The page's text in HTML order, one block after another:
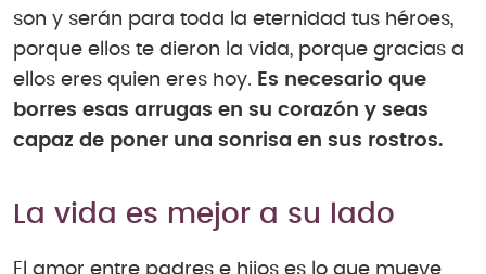
son y serán para toda la eternidad tus héroes,
porque ellos te dieron la vida, porque gracias a
ellos eres quien eres hoy. Es necesario que
borres esas arrugas en su corazón y seas
capaz de poner una sonrisa en sus rostros.
La vida es mejor a su lado
El amor entre padres e hijos es lo que mueve